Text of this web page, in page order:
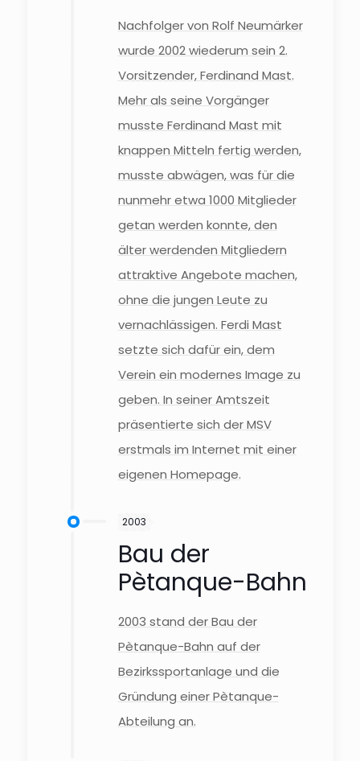
Nachfolger von Rolf Neumärker
wurde 2002 wiederum sein 2.
Vorsitzender, Ferdinand Mast.
Mehr als seine Vorgänger
musste Ferdinand Mast mit
knappen Mitteln fertig werden,
musste abwägen, was für die
nunmehr etwa 1000 Mitglieder
getan werden konnte, den
älter werdenden Mitgliedern
attraktive Angebote machen,
ohne die jungen Leute zu
vernachlässigen. Ferdi Mast
setzte sich dafür ein, dem
Verein ein modernes Image zu
geben. In seiner Amtszeit
präsentierte sich der MSV
erstmals im Internet mit einer
eigenen Homepage.
2003
Bau der
Pètanque-Bahn
2003 stand der Bau der
Pètanque-Bahn auf der
Bezirkssportanlage und die
Gründung einer Pètanque-
Abteilung an.